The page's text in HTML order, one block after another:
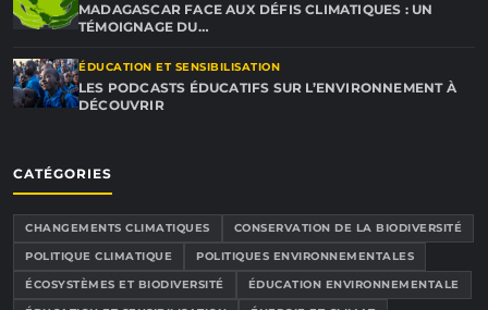
MADAGASCAR FACE AUX DÉFIS CLIMATIQUES : UN
TÉMOIGNAGE DU…
ÉDUCATION ET SENSIBILISATION
LES PODCASTS ÉDUCATIFS SUR L’ENVIRONNEMENT À
DÉCOUVRIR
CATÉGORIES
CHANGEMENTS CLIMATIQUES
CONSERVATION DE LA BIODIVERSITÉ
POLITIQUE CLIMATIQUE
POLITIQUES ENVIRONNEMENTALES
ÉCOSYSTÈMES ET BIODIVERSITÉ
ÉDUCATION ENVIRONNEMENTALE